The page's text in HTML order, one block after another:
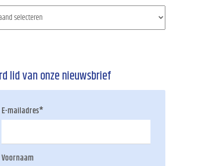
lid van onze nieuwsbrief
E-mailadres*
Voornaam